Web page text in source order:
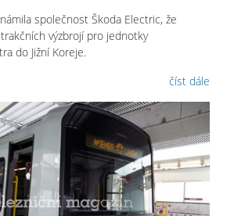
společnost Škoda Electric, že
výzbrojí pro jednotky
do Jižní Koreje.
číst dále